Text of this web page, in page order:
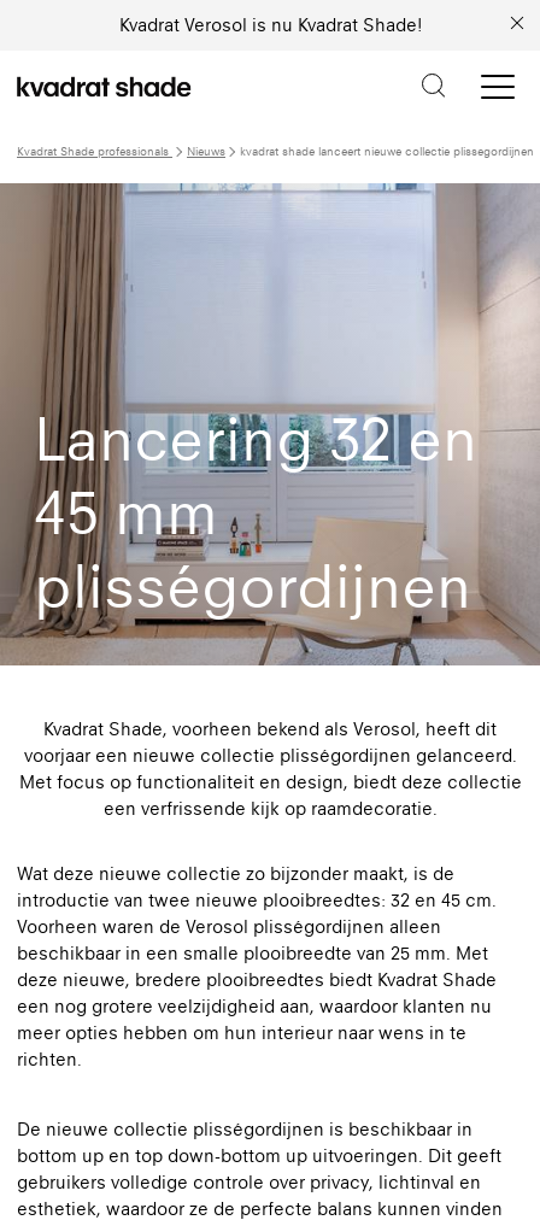
Kvadrat Verosol is nu Kvadrat Shade!
Kvadrat Shade professionals Nieuws kvadrat shade lanceert nieuwe collectie plissegordijnen
Lancering 32 en
45 mm
plisségordijnen
Kvadrat Shade, voorheen bekend als Verosol, heeft dit
voorjaar een nieuwe collectie plisségordijnen gelanceerd.
Met focus op functionaliteit en design, biedt deze collectie
een verfrissende kijk op raamdecoratie.
Wat deze nieuwe collectie zo bijzonder maakt, is de
introductie van twee nieuwe plooibreedtes: 32 en 45 cm.
Voorheen waren de Verosol plisségordijnen alleen
beschikbaar in een smalle plooibreedte van 25 mm. Met
deze nieuwe, bredere plooibreedtes biedt Kvadrat Shade
een nog grotere veelzijdigheid aan, waardoor klanten nu
meer opties hebben om hun interieur naar wens in te
richten.
De nieuwe collectie plisségordijnen is beschikbaar in
bottom up en top down-bottom up uitvoeringen. Dit geeft
gebruikers volledige controle over privacy, lichtinval en
esthetiek, waardoor ze de perfecte balans kunnen vinden